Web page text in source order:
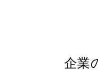
企業